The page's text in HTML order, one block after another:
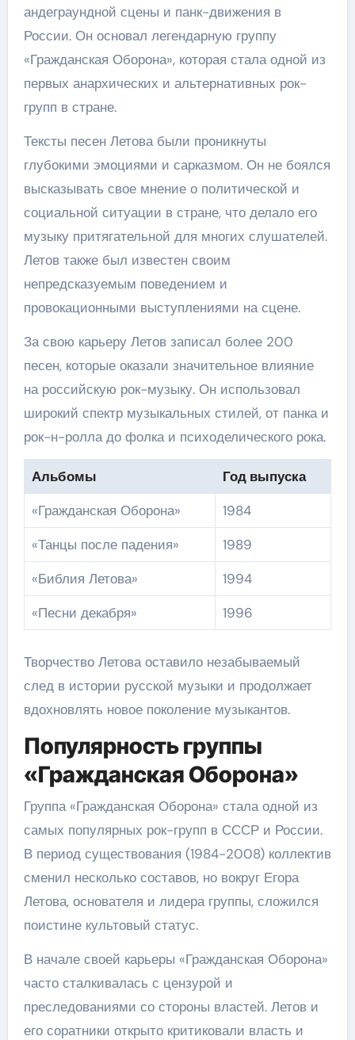
андеграундной сцены и панк-движения в
России. Он основал легендарную группу
«Гражданская Оборона», которая стала одной из
первых анархических и альтернативных рок-
групп в стране.
Тексты песен Летова были проникнуты
глубокими эмоциями и сарказмом. Он не боялся
высказывать свое мнение о политической и
социальной ситуации в стране, что делало его
музыку притягательной для многих слушателей.
Летов также был известен своим
непредсказуемым поведением и
провокационными выступлениями на сцене.
За свою карьеру Летов записал более 200
песен, которые оказали значительное влияние
на российскую рок-музыку. Он использовал
широкий спектр музыкальных стилей, от панка и
рок-н-ролла до фолка и психоделического рока.
Альбомы
Год выпуска
«Гражданская Оборона»
1984
«Танцы после падения»
1989
«Библия Летова»
1994
«Песни декабря»
1996
Творчество Летова оставило незабываемый
след в истории русской музыки и продолжает
вдохновлять новое поколение музыкантов.
Популярность группы
«Гражданская Оборона»
Группа «Гражданская Оборона» стала одной из
самых популярных рок-групп в СССР и России.
В период существования (1984-2008) коллектив
сменил несколько составов, но вокруг Егора
Летова, основателя и лидера группы, сложился
поистине культовый статус.
В начале своей карьеры «Гражданская Оборона»
часто сталкивалась с цензурой и
преследованиями со стороны властей. Летов и
его соратники открыто критиковали власть и